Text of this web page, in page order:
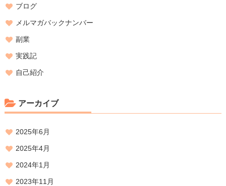
ブログ
メルマガバックナンバー
副業
実践記
自己紹介
アーカイブ
2025年6月
2025年4月
2024年1月
2023年11月